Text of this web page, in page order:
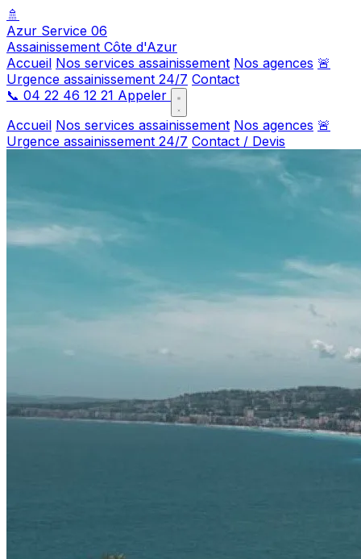
🚿
Azur Service 06
Assainissement Côte d'Azur
Accueil Nos services assainissement Nos agences 🚨
Urgence assainissement 24/7 Contact
📞 04 22 46 12 21 Appeler
Accueil Nos services assainissement Nos agences 🚨
Urgence assainissement 24/7 Contact / Devis